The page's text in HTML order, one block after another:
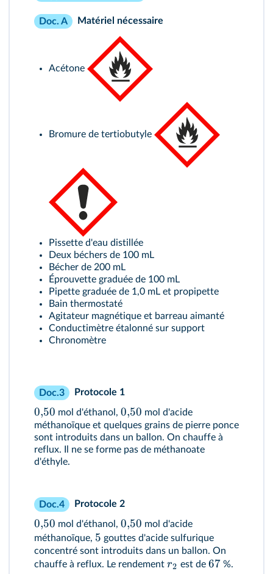
Doc. A Matériel nécessaire
Acétone
Bromure de tertiobutyle
Pissette d'eau distillée
Deux béchers de 100 mL
Bécher de 200 mL
Éprouvette graduée de 100 mL
Pipette graduée de 1,0 mL et propipette
Bain thermostaté
Agitateur magnétique et barreau aimanté
Conductimètre étalonné sur support
Chronomètre
Doc.3 Protocole 1
0,50 mol d'éthanol, 0,50 mol d'acide
méthanoïque et quelques grains de pierre ponce
sont introduits dans un ballon. On chauffe à
reflux. Il ne se forme pas de méthanoate
d'éthyle.
Doc.4 Protocole 2
0,50 mol d'éthanol, 0,50 mol d'acide
méthanoïque, 5 gouttes d'acide sulfurique
concentré sont introduits dans un ballon. On
chauffe à reflux. Le rendement r2 est de 67%.